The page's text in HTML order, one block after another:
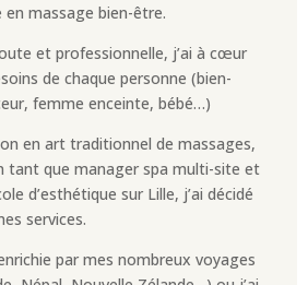
en massage bien-être.
et professionnelle, j’ai à cœur
de chaque personne (bien-
femme enceinte, bébé…)
en art traditionnel de massages,
tant que manager spa multi-site et
d’esthétique sur Lille, j’ai décidé
services.
par mes nombreux voyages